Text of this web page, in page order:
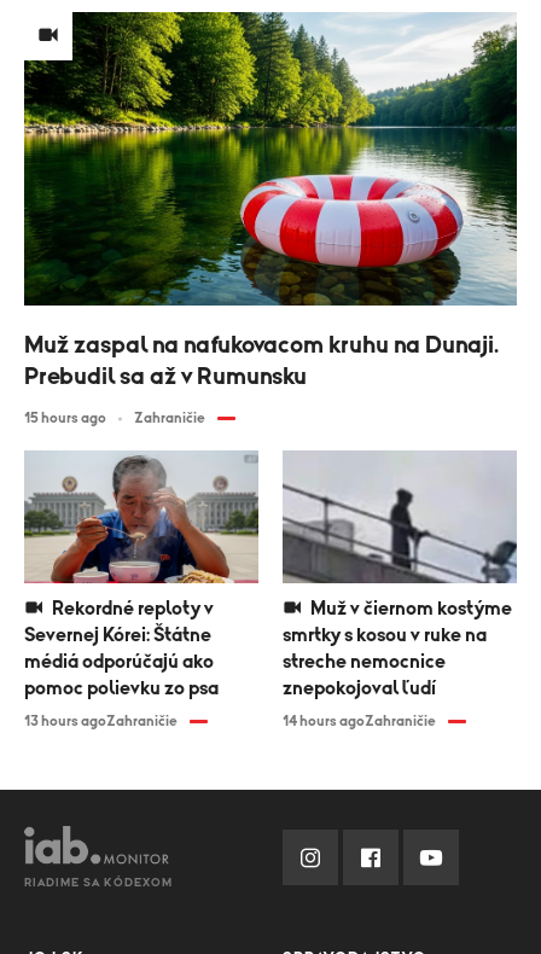
Severnej Kórei: Štátne
médiá odporúčajú ako
pomoc polievku zo psa
13 hours agoZahraničie
smrtky s kosou v ruke na
streche nemocnice
znepokojoval ľudí
14 hours agoZahraničie
Muž zaspal na nafukovacom kruhu na Dunaji.
Prebudil sa až v Rumunsku
15 hours ago Zahraničie
RIADIME SA KÓDEXOM